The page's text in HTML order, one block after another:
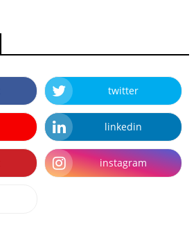
twitter
linkedin
instagram